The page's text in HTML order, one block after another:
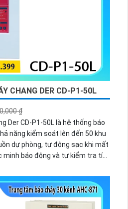
CHANG DER CD-P1-50L
₫
Der CD-P1-50L là hệ thống báo
năng kiểm soát lên đến 50 khu
dự phòng, tự động sạc khi mất
báo động và tự kiểm tra tín
ưu.